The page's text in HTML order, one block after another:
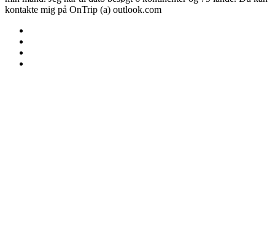
kontakte mig på OnTrip (a) outlook.com